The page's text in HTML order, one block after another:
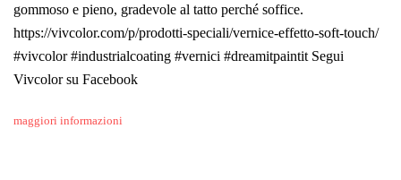
gommoso e pieno, gradevole al tatto perché soffice.
https://vivcolor.com/p/prodotti-speciali/vernice-effetto-soft-touch/
#vivcolor #industrialcoating #vernici #dreamitpaintit Segui
Vivcolor su Facebook
maggiori informazioni